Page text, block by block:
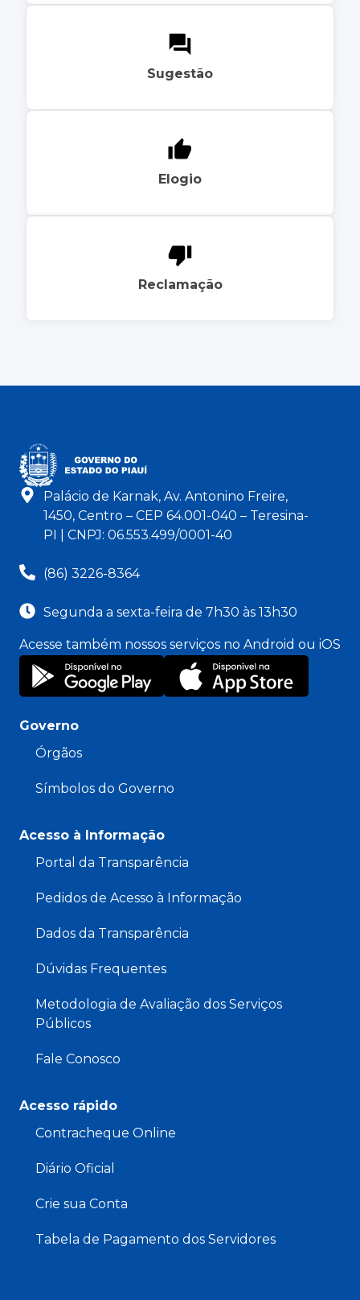
Sugestão
Elogio
Reclamação
Palácio de Karnak, Av. Antonino Freire,
1450, Centro – CEP 64.001-040 – Teresina-
PI | CNPJ: 06.553.499/0001-40
(86) 3226-8364
Segunda a sexta-feira de 7h30 às 13h30
Acesse também nossos serviços no Android ou iOS
Governo
Órgãos
Símbolos do Governo
Acesso à Informação
Portal da Transparência
Pedidos de Acesso à Informação
Dados da Transparência
Dúvidas Frequentes
Metodologia de Avaliação dos Serviços
Públicos
Fale Conosco
Acesso rápido
Contracheque Online
Diário Oficial
Crie sua Conta
Tabela de Pagamento dos Servidores